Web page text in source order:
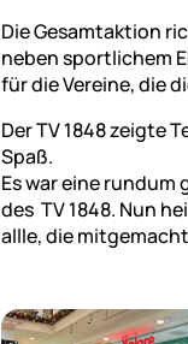
Die Gesamtaktion
neben sportlichem
für die Vereine, die
Der TV 1848 zeigte
Spaß.
Es war eine
des TV 1848. Nun
allle, die